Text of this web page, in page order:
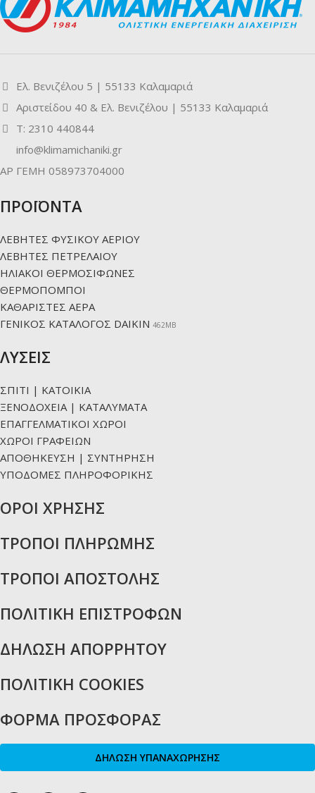
Ελ. Βενιζέλου 5 | 55133 Καλαμαριά
Αριστείδου 40 & Ελ. Βενιζέλου | 55133 Καλαμαριά
Τ: 2310 440844
info@klimamichaniki.gr
ΑΡ ΓΕΜΗ 058973704000
ΠΡΟΪΟΝΤΑ
ΛΕΒΗΤΕΣ ΦΥΣΙΚΟΥ ΑΕΡΙΟΥ
ΛΕΒΗΤΕΣ ΠΕΤΡΕΛΑΙΟΥ
ΗΛΙΑΚΟΙ ΘΕΡΜΟΣΙΦΩΝΕΣ
ΘΕΡΜΟΠΟΜΠΟΙ
ΚΑΘΑΡΙΣΤΕΣ ΑΕΡΑ
ΓΕΝΙΚΟΣ ΚΑΤΑΛΟΓΟΣ DAIKIN 462ΜΒ
ΛΥΣΕΙΣ
ΣΠΙΤΙ | ΚΑΤΟΙΚΙΑ
ΞΕΝΟΔΟΧΕΙΑ | ΚΑΤΑΛΥΜΑΤΑ
ΕΠΑΓΓΕΛΜΑΤΙΚΟΙ ΧΩΡΟΙ
ΧΩΡΟΙ ΓΡΑΦΕΙΩΝ
ΑΠΟΘΗΚΕΥΣΗ | ΣΥΝΤΗΡΗΣΗ
ΥΠΟΔΟΜΕΣ ΠΛΗΡΟΦΟΡΙΚΗΣ
ΟΡΟΙ ΧΡΗΣΗΣ
ΤΡΟΠΟΙ ΠΛΗΡΩΜΗΣ
ΤΡΟΠΟΙ ΑΠΟΣΤΟΛΗΣ
ΠΟΛΙΤΙΚΗ ΕΠΙΣΤΡΟΦΩΝ
ΔΗΛΩΣΗ ΑΠΟΡΡΗΤΟΥ
ΠΟΛΙΤΙΚΗ COOKIES
ΦΟΡΜΑ ΠΡΟΣΦΟΡΑΣ
ΔΗΛΩΣΗ ΥΠΑΝΑΧΩΡΗΣΗΣ